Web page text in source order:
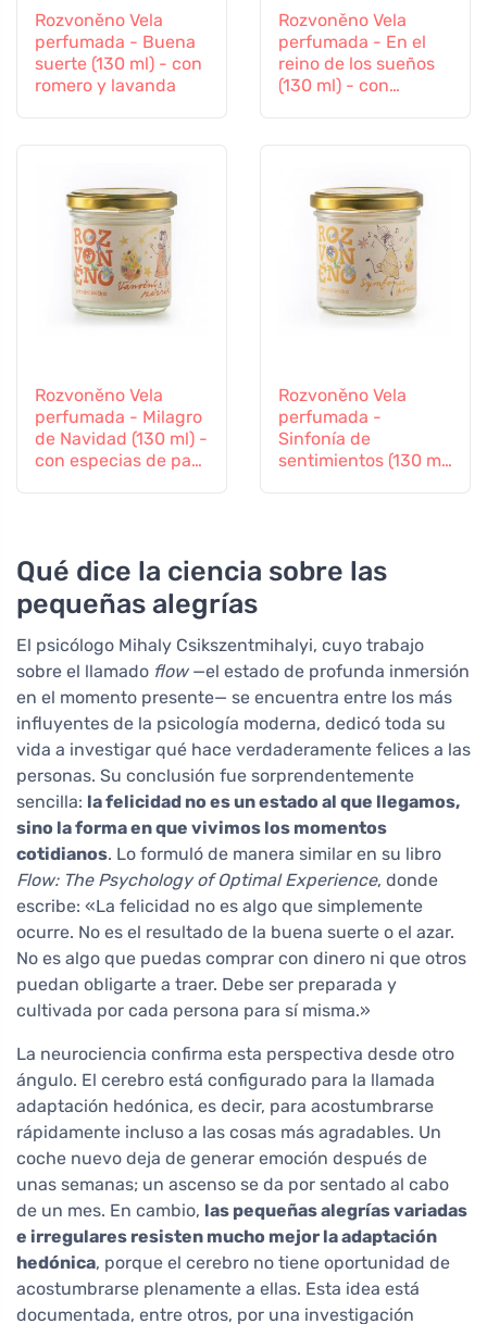
Rozvoněno Vela
perfumada - Buena
suerte (130 ml) - con
romero y lavanda
Rozvoněno Vela
perfumada - En el
reino de los sueños
(130 ml) - con
Rozvoněno Vela
perfumada - Milagro
de Navidad (130 ml) -
con especias de pan
Rozvoněno Vela
perfumada -
Sinfonía de
sentimientos (130 ml)
Qué dice la ciencia sobre las
pequeñas alegrías
El psicólogo Mihaly Csikszentmihalyi, cuyo trabajo
sobre el llamado flow—el estado de profunda inmersión
en el momento presente— se encuentra entre los más
influyentes de la psicología moderna, dedicó toda su
vida a investigar qué hace verdaderamente felices a las
personas. Su conclusión fue sorprendentemente
sencilla: la felicidad no es un estado al que llegamos,
sino la forma en que vivimos los momentos
cotidianos. Lo formuló de manera similar en su libro
Flow: The Psychology of Optimal Experience, donde
escribe: «La felicidad no es algo que simplemente
ocurre. No es el resultado de la buena suerte o el azar.
No es algo que puedas comprar con dinero ni que otros
puedan obligarte a traer. Debe ser preparada y
cultivada por cada persona para sí misma.»
La neurociencia confirma esta perspectiva desde otro
ángulo. El cerebro está configurado para la llamada
adaptación hedónica, es decir, para acostumbrarse
rápidamente incluso a las cosas más agradables. Un
coche nuevo deja de generar emoción después de
unas semanas; un ascenso se da por sentado al cabo
de un mes. En cambio, las pequeñas alegrías variadas
e irregulares resisten mucho mejor la adaptación
hedónica, porque el cerebro no tiene oportunidad de
acostumbrarse plenamente a ellas. Esta idea está
documentada, entre otros, por una investigación